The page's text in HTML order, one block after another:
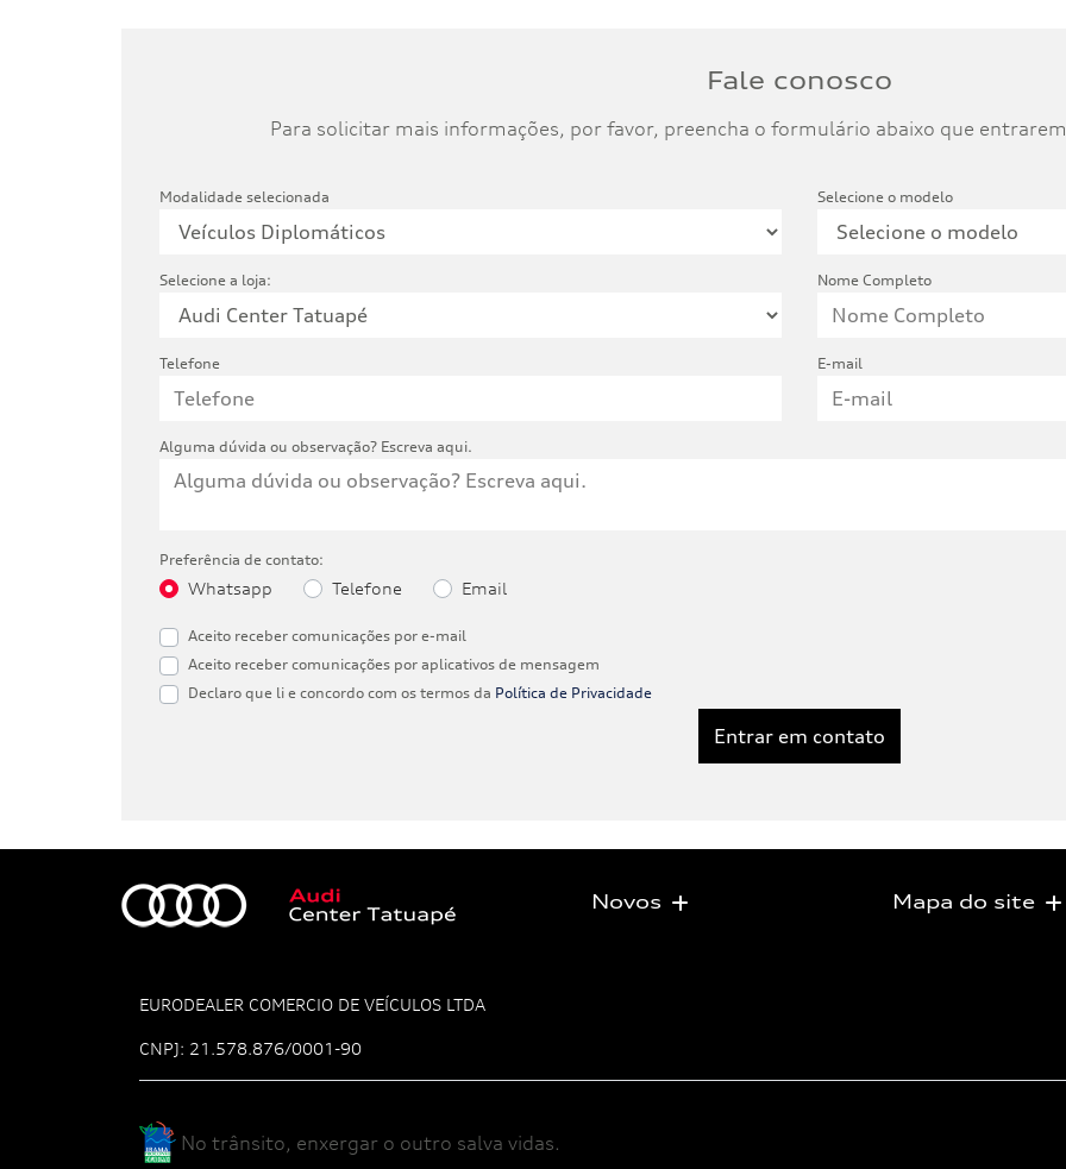
Fale conosco
Para solicitar mais informações, por favor, preencha o formulário abaixo que
Modalidade selecionada Selecione o modelo
Selecione a loja: Nome Completo
Telefone E-mail
Alguma dúvida ou observação? Escreva aqui.
Preferência de contato:
Whatsapp Telefone Email
Aceito receber comunicações por e-mail
Aceito receber comunicações por aplicativos de mensagem
Declaro que li e concordo com os termos da Política de Privacidade
Entrar em contato
Novos Mapa do site
EURODEALER COMERCIO DE VEÍCULOS LTDA
CNPJ: 21.578.876/0001-90
No trânsito, enxergar o outro salva vidas.